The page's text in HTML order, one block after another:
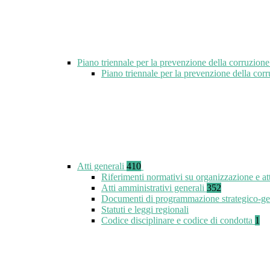
Piano triennale per la prevenzione della
Piano triennale per la prevenzione della
Atti generali 410
Riferimenti normativi su organizzazione e
Atti amministrativi generali 352
Documenti di programmazione strategico-
Statuti e leggi regionali
Codice disciplinare e codice di condotta 1